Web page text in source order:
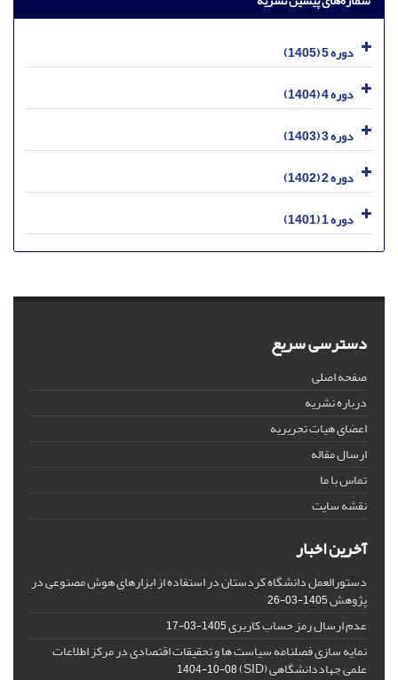
دوره 5 (1405)
دوره 4 (1404)
دوره 3 (1403)
دوره 2 (1402)
دوره 1 (1401)
دسترسی سریع
صفحه اصلی
درباره نشریه
اعضای هیات تحریریه
ارسال مقاله
تماس با ما
نقشه سایت
آخرین اخبار
دستورالعمل دانشگاه کردستان در استفاده از ابزارهای هوش مصنوعی در
پژوهش1405-03-26
عدم ارسال رمز حساب کاربری1405-03-17
نمایه سازی فصلنامه سیاست ها و تحقیقات اقتصادی در مرکز اطلاعات
علمی جهاددانشگاهی (SID) 1404-10-08